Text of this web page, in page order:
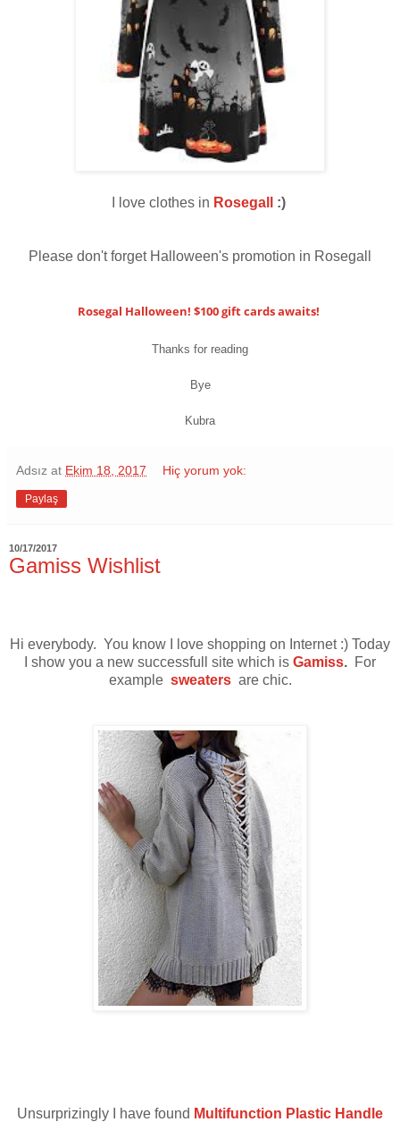
I love clothes in Rosegall :)
Please don't forget Halloween's promotion in Rosegall
Rosegal Halloween! $100 gift cards awaits!
Thanks for reading
Bye
Kubra
Adsız at Ekim 18, 2017 Hiç yorum yok:
Paylaş
10/17/2017
Gamiss Wishlist
Hi everybody. You know I love shopping on Internet :) Today
I show you a new successfull site which is Gamiss. For
example sweaters are chic.
Unsurprizingly I have found Multifunction Plastic Handle